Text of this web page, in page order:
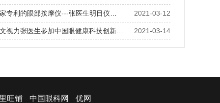
2021-03-12
专利的眼部按摩仪---张医生明目仪…
2021-03-14
视力张医生参加中国眼健康科技创新…
旺铺 中国眼科网 优网